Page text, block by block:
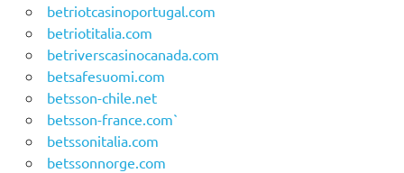
betriotcasinoportugal.com
betriotitalia.com
betriverscasinocanada.com
betsafesuomi.com
betsson-chile.net
betsson-france.com`
betssonitalia.com
betssonnorge.com